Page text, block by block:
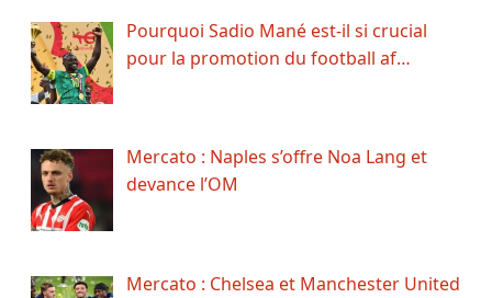
Pourquoi Sadio Mané est-il si crucial
pour la promotion du football af…
Mercato : Naples s’offre Noa Lang et
devance l’OM
Mercato : Chelsea et Manchester United